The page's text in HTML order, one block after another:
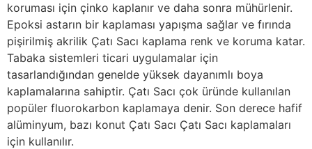
koruması için çinko kaplanır ve daha sonra mühürlenir.
Epoksi astarın bir kaplaması yapışma sağlar ve fırında
pişirilmiş akrilik Çatı Sacı kaplama renk ve koruma katar.
Tabaka sistemleri ticari uygulamalar için
tasarlandığından genelde yüksek dayanımlı boya
kaplamalarına sahiptir. Çatı Sacı çok üründe kullanılan
popüler fluorokarbon kaplamaya denir. Son derece hafif
alüminyum, bazı konut Çatı Sacı Çatı Sacı kaplamaları
için kullanılır.